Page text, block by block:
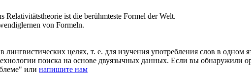
Relativitätstheorie ist die berühmteste Formel der Welt.
von Formeln.
целях, т. е. для изучения употребления слов в одном
поиска на основе двуязычных данных. Если вы обнаружили
или напишите нам